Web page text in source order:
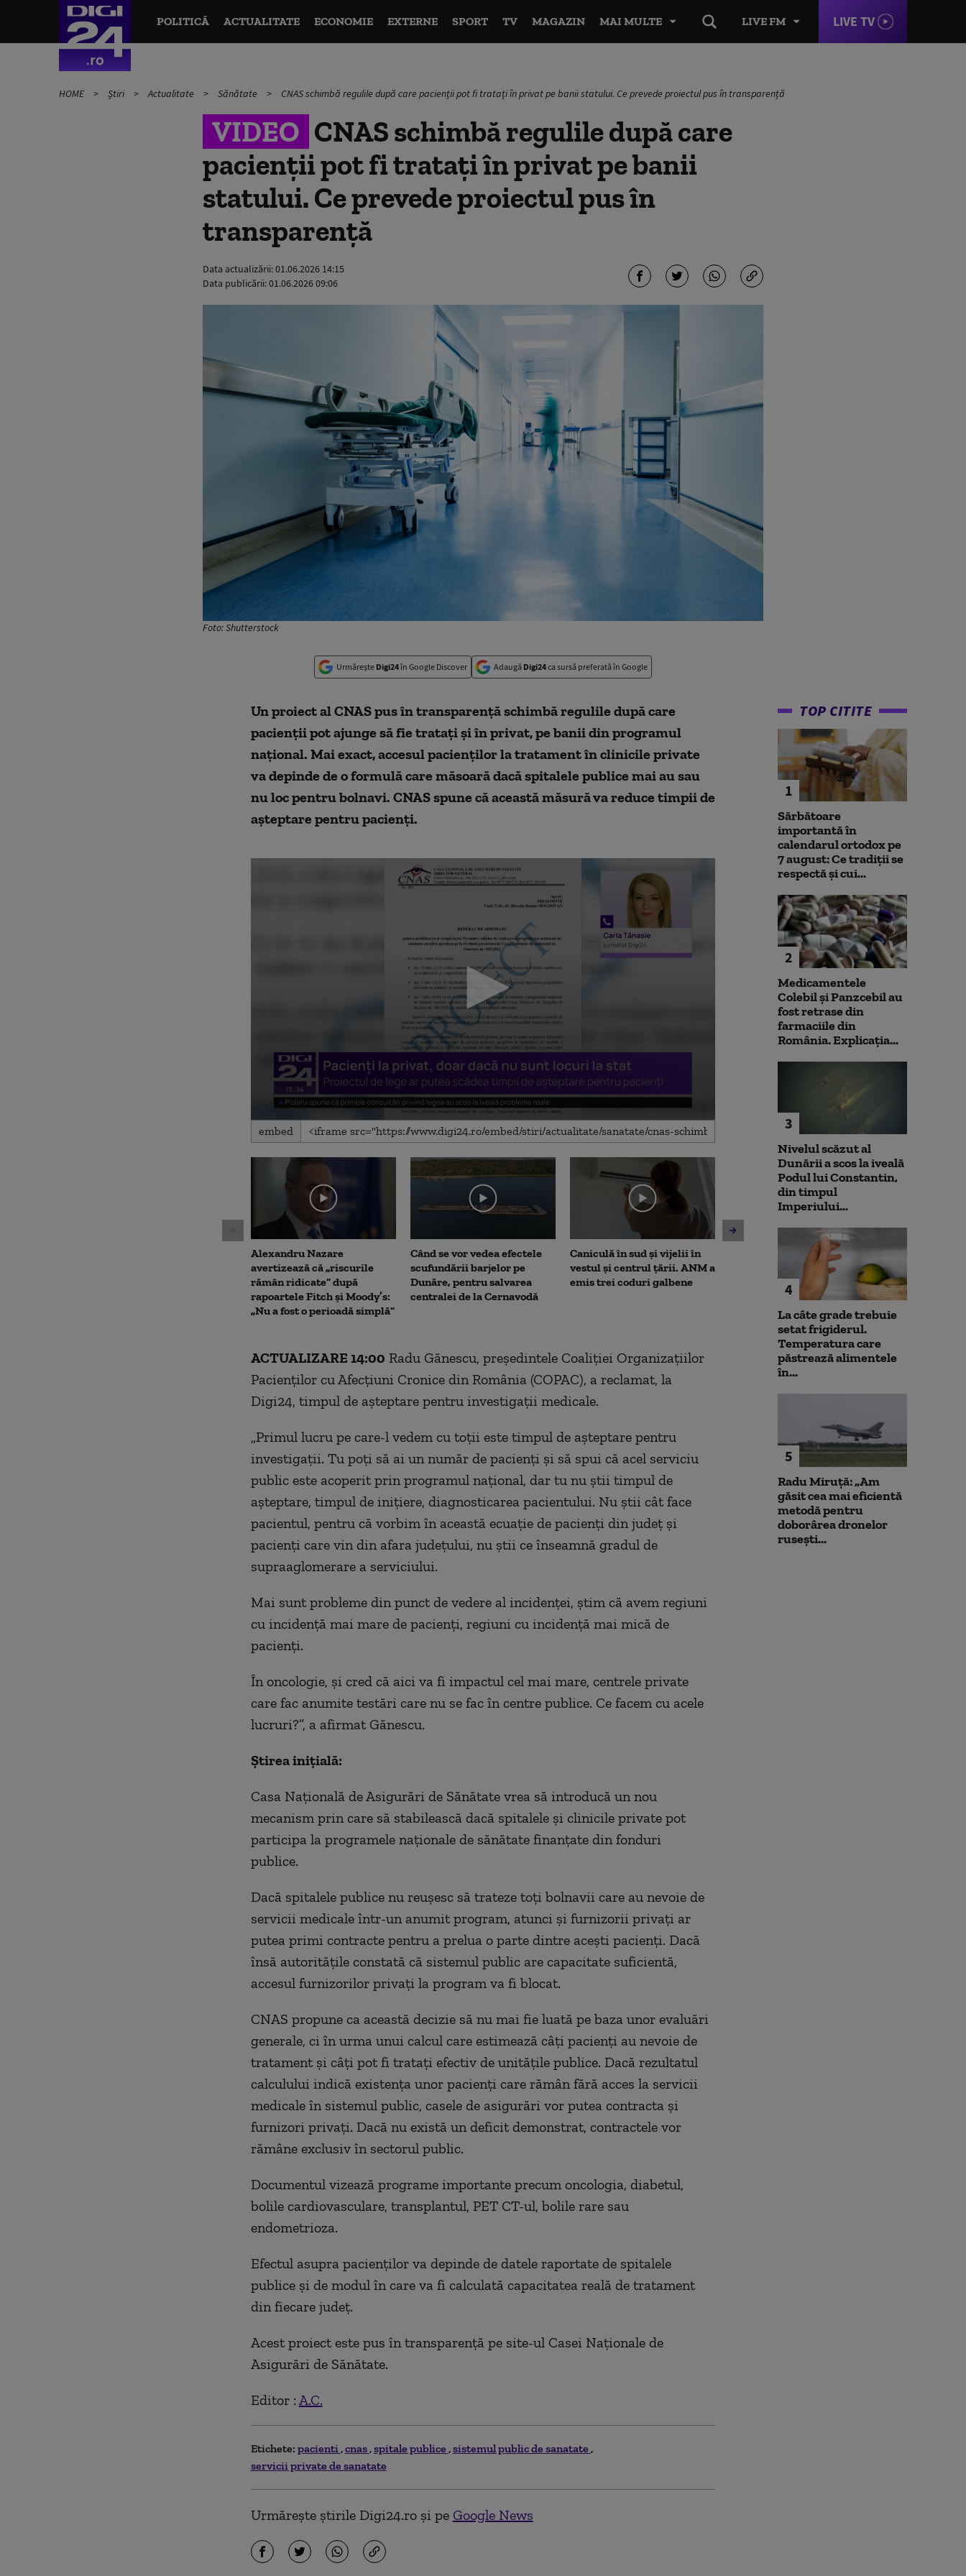
LIVE FM LIVE TV
POLITICĂ ACTUALITATE ECONOMIE EXTERNE SPORT TV MAGAZIN MAI MULTE
HOME Știri Actualitate Sănătate CNAS schimbă regulile după care pacienții pot fi tratați în privat pe banii statului. Ce prevede proiectul pus în transparență
VIDEO CNAS schimbă regulile după care
pacienții pot fi tratați în privat pe banii
statului. Ce prevede proiectul pus în
transparență
Data actualizării:01.06.2026 14:15
Data publicării:01.06.2026 09:06
Foto: Shutterstock
Urmărește Digi24în Google Discover Adaugă Digi24ca sursă preferată în Google
Un proiect al CNAS pus în transparență schimbă regulile după care
pacienții pot ajunge să fie tratați și în privat, pe banii din programul
național. Mai exact, accesul pacienților la tratament în clinicile private
va depinde de o formulă care măsoară dacă spitalele publice mai au sau
nu loc pentru bolnavi. CNAS spune că această măsură va reduce timpii de
așteptare pentru pacienți.
0
seconds
2
minutes,
seconds
Volume
embed
Alexandru Nazare
avertizează că „riscurile
rămân ridicate” după
rapoartele Fitch și Moody’s:
„Nu a fost o perioadă simplă”
Când se vor vedea efectele
scufundării barjelor pe
Dunăre, pentru salvarea
centralei de la Cernavodă
Caniculă în sud și vijelii în
vestul și centrul țării. ANM a
emis trei coduri galbene
Moody's menține ratingul de
țară al României, cu
perspectivă negativă.
Alexandru Nazare: E un
răgaz, nu motiv de relaxare
De ce nu ajută
la diminuarea
Climatolog:
neuniform și
este nevoie
ACTUALIZARE 14:00 Radu Gănescu, președintele Coaliției Organizațiilor
Pacienților cu Afecțiuni Cronice din România (COPAC), a reclamat, la
Digi24, timpul de așteptare pentru investigații medicale.
„Primul lucru pe care-l vedem cu toții este timpul de așteptare pentru
investigații. Tu poți să ai un număr de pacienți și să spui că acel serviciu
public este acoperit prin programul național, dar tu nu știi timpul de
așteptare, timpul de inițiere, diagnosticarea pacientului. Nu știi cât face
pacientul, pentru că vorbim în această ecuație de pacienți din județ și
pacienți care vin din afara județului, nu știi ce înseamnă gradul de
supraaglomerare a serviciului.
Mai sunt probleme din punct de vedere al incidenței, știm că avem regiuni
cu incidență mai mare de pacienți, regiuni cu incidență mai mică de
pacienți.
În oncologie, și cred că aici va fi impactul cel mai mare, centrele private
care fac anumite testări care nu se fac în centre publice. Ce facem cu acele
lucruri?”, a afirmat Gănescu.
Știrea inițială:
Casa Națională de Asigurări de Sănătate vrea să introducă un nou
mecanism prin care să stabilească dacă spitalele și clinicile private pot
participa la programele naționale de sănătate finanțate din fonduri
publice.
Dacă spitalele publice nu reușesc să trateze toți bolnavii care au nevoie de
servicii medicale într-un anumit program, atunci și furnizorii privați ar
putea primi contracte pentru a prelua o parte dintre acești pacienți. Dacă
însă autoritățile constată că sistemul public are capacitate suficientă,
accesul furnizorilor privați la program va fi blocat.
CNAS propune ca această decizie să nu mai fie luată pe baza unor evaluări
generale, ci în urma unui calcul care estimează câți pacienți au nevoie de
tratament și câți pot fi tratați efectiv de unitățile publice. Dacă rezultatul
calculului indică existența unor pacienți care rămân fără acces la servicii
medicale în sistemul public, casele de asigurări vor putea contracta și
furnizori privați. Dacă nu există un deficit demonstrat, contractele vor
rămâne exclusiv în sectorul public.
Documentul vizează programe importante precum oncologia, diabetul,
bolile cardiovasculare, transplantul, PET CT-ul, bolile rare sau
endometrioza.
Efectul asupra pacienților va depinde de datele raportate de spitalele
publice și de modul în care va fi calculată capacitatea reală de tratament
din fiecare județ.
Acest proiect este pus în transparență pe site-ul Casei Naționale de
Asigurări de Sănătate.
Editor : A.C.
Etichete: pacienti cnas spitale publice sistemul public de sanatate
servicii private de sanatate
Urmărește știrile Digi24.ro și pe Google News
TOP CITITE
1
Sărbătoare
importantă în
calendarul ortodox pe
7 august: Ce tradiții se
respectă și cui...
2
Medicamentele
Colebil și Panzcebil au
fost retrase din
farmaciile din
România. Explicația...
3
Nivelul scăzut al
Dunării a scos la iveală
Podul lui Constantin,
din timpul
Imperiului...
4
La câte grade trebuie
setat frigiderul.
Temperatura care
păstrează alimentele
în...
5
Radu Miruță: „Am
găsit cea mai eficientă
metodă pentru
doborârea dronelor
rusești...